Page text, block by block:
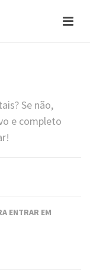
Se não,
e completo
ENTRAR EM